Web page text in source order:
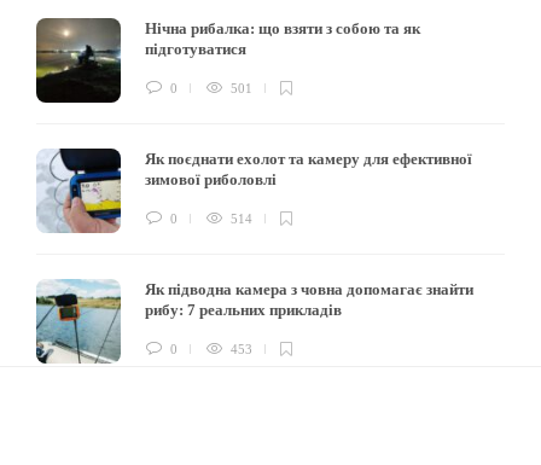
Нічна рибалка: що взяти з собою та як
підготуватися
0 501
Як поєднати ехолот та камеру для ефективної
зимової риболовлі
0 514
Як підводна камера з човна допомагає знайти
рибу: 7 реальних прикладів
0 453